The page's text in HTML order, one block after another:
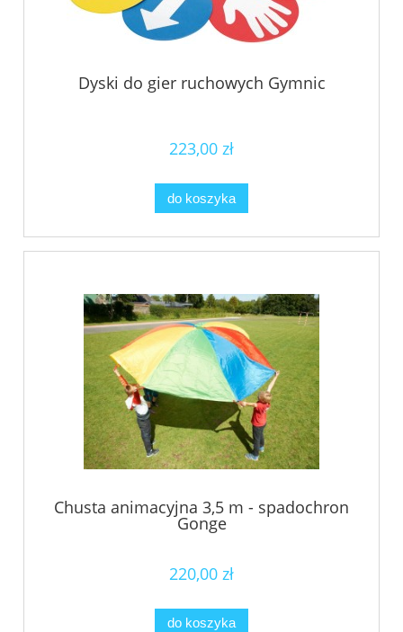
Dyski do gier ruchowych Gymnic
223,00 zł
do koszyka
Chusta animacyjna 3,5 m - spadochron
Gonge
220,00 zł
do koszyka